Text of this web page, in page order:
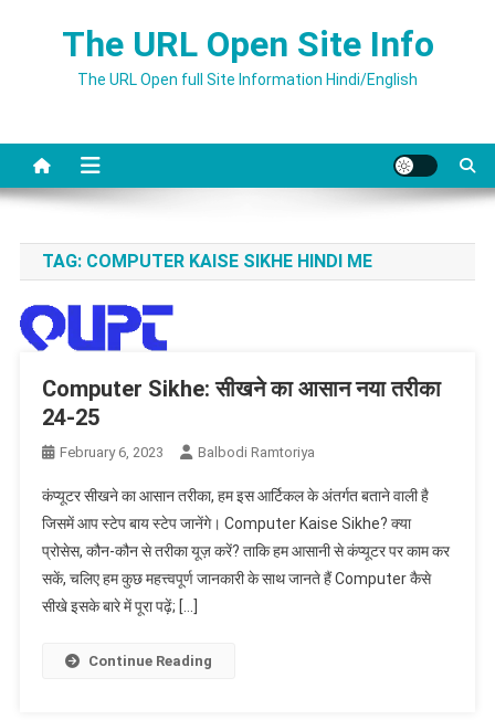
The URL Open Site Info
The URL Open full Site Information Hindi/English
TAG: COMPUTER KAISE SIKHE HINDI ME
Computer Sikhe: सीखने का आसान नया तरीका
24-25
February 6, 2023 Balbodi Ramtoriya
कंप्यूटर सीखने का आसान तरीका, हम इस आर्टिकल के अंतर्गत बताने वाली है
जिसमें आप स्टेप बाय स्टेप जानेंगे। Computer Kaise Sikhe? क्या
प्रोसेस, कौन-कौन से तरीका यूज़ करें? ताकि हम आसानी से कंप्यूटर पर काम कर
सकें, चलिए हम कुछ महत्त्वपूर्ण जानकारी के साथ जानते हैं Computer कैसे
सीखे इसके बारे में पूरा पढ़ें; […]
Continue Reading